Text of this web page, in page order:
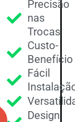
Precisão
nas
Trocas
Custo-
Benefício
Fácil
Design